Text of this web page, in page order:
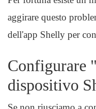
aggirare questo
dell'app Shelly per
Configurare
dispositivo